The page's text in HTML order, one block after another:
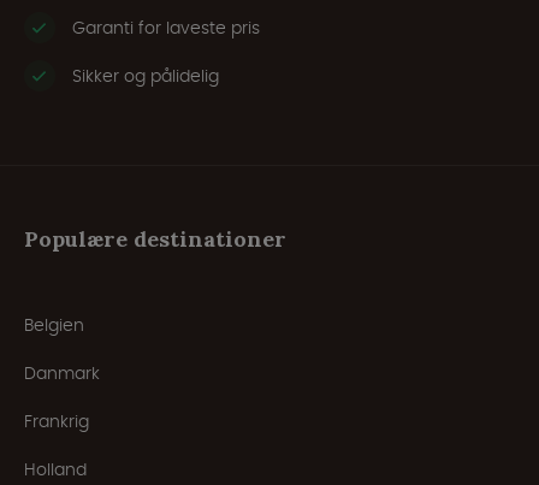
Garanti for laveste pris
Sikker og pålidelig
Populære destinationer
Belgien
Danmark
Frankrig
Holland